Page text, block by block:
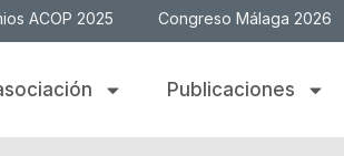
ACOP 2025 Congreso Málaga 2026
Publicaciones